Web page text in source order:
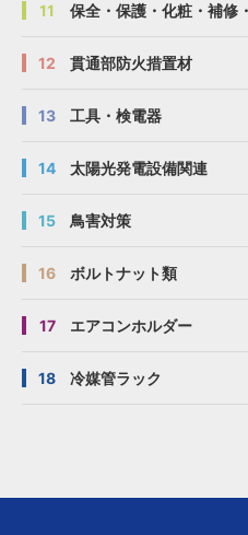
11 保全・保護・化粧・補修
12 貫通部防火措置材
13 工具・検電器
14 太陽光発電設備関連
15 鳥害対策
16 ボルトナット類
17 エアコンホルダー
18 冷媒管ラック